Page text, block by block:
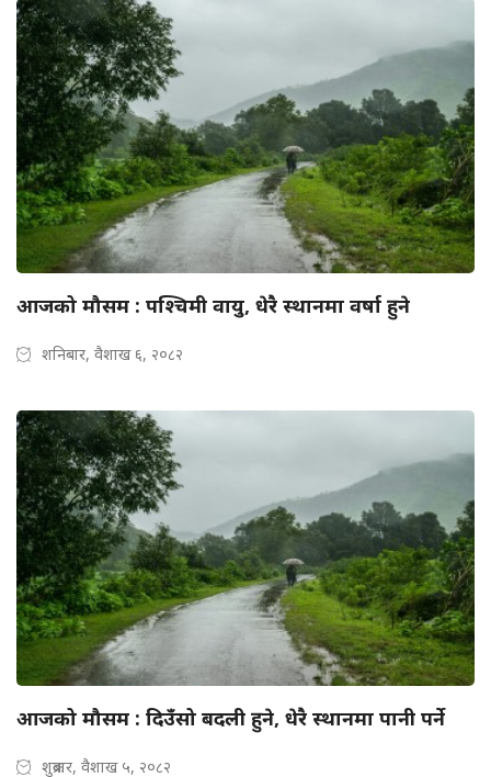
आजको मौसम : पश्चिमी वायु, धेरै स्थानमा वर्षा हुने
शनिबार, वैशाख ६, २०८२
आजको मौसम : दिउँसो बदली हुने, धेरै स्थानमा पानी पर्ने
शुक्रबार, वैशाख ५, २०८२